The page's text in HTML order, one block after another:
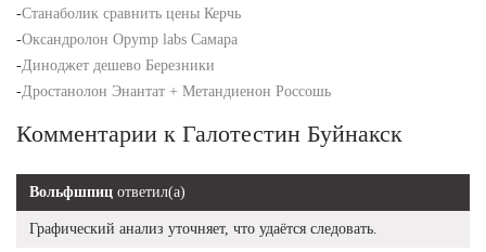
-Станаболик сравнить цены Керчь
-Оксандролон Opymp labs Самара
-Диноджет дешево Березники
-Дростанолон Энантат + Метандиенон Россошь
Комментарии к Галотестин Буйнакск
Вольфшпиц ответил(а)
Графический анализ уточняет, что удаётся следовать.